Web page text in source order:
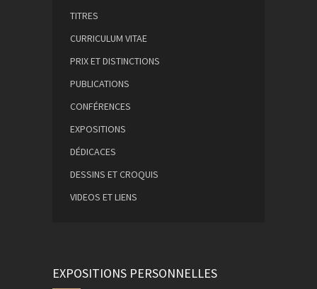
TITRES
CURRICULUM VITAE
PRIX ET DISTINCTIONS
PUBLICATIONS
CONFÉRENCES
EXPOSITIONS
DÉDICACES
DESSINS ET CROQUIS
VIDEOS ET LIENS
EXPOSITIONS PERSONNELLES